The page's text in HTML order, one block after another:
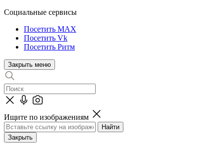
Социальные сервисы
Посетить MAX
Посетить Vk
Посетить Ритм
Закрыть меню
Ищите по изображениям
Закрыть